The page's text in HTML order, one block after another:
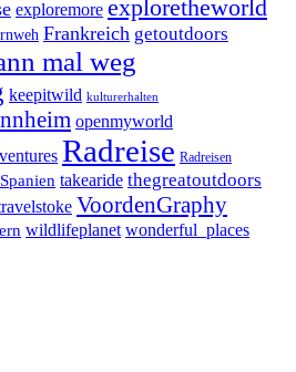
exploremore exploretheworld
Frankreich getoutdoors
mal weg
keepitwild kulturerhalten
openmyworld
Radreise Radreisen
Spanien takearide thegreatoutdoors
VoordenGraphy
wildlifeplanet wonderful_places